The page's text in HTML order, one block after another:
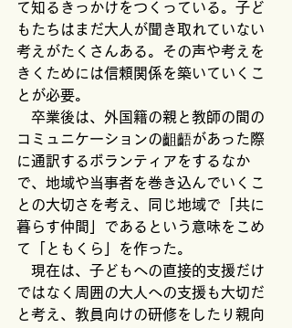
て知るきっかけをつくっている。子ど
もたちはまだ大人が聞き取れていない
考えがたくさんある。その声や考えを
きくためには信頼関係を築いていくこ
とが必要。
卒業後は、外国籍の親と教師の間の
コミュニケーションの齟齬があった際
に通訳するボランティアをするなか
で、地域や当事者を巻き込んでいくこ
との大切さを考え、同じ地域で「共に
暮らす仲間」であるという意味をこめ
て「ともくら」を作った。
現在は、子どもへの直接的支援だけ
ではなく周囲の大人への支援も大切だ
と考え、教員向けの研修をしたり親向